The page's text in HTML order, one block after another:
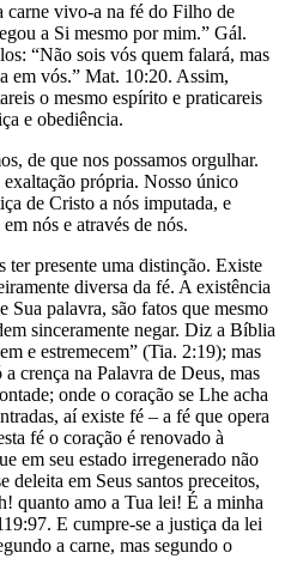
vivo-a na fé do Filho de
a Si mesmo por mim.” Gál.
“Não sois vós quem falará, mas
em vós.” Mat. 10:20. Assim,
o mesmo espírito e praticareis
e obediência.
de que nos possamos orgulhar.
própria. Nosso único
de Cristo a nós imputada, e
nós e através de nós.
ter presente uma distinção. Existe
diversa da fé. A existência
Sua palavra, são fatos que mesmo
sinceramente negar. Diz a Bíblia
e estremecem” (Tia. 2:19); mas
crença na Palavra de Deus, mas
onde o coração se Lhe acha
aí existe fé – a fé que opera
fé o coração é renovado à
em seu estado irregenerado não
deleita em Seus santos preceitos,
quanto amo a Tua lei! É a minha
E cumpre-se a justiça da lei
a carne, mas segundo o